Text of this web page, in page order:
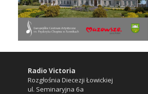
Radio Victoria
Rozgłośnia Diecezji Łowickiej
ul. Seminaryjna 6a